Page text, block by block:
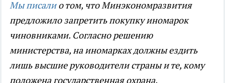
Мы писалио том, что Минэкономразвития
предложило запретить покупку иномарок
чиновниками. Согласно решению
министерства, на иномарках должны ездить
лишь высшие руководители страны и те, кому
положена государственная охрана.